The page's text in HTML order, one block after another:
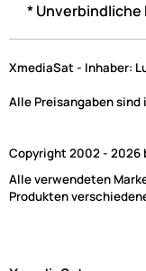
* Unverbindliche
XmediaSat - Inhaber:
Alle Preisangaben
Copyright 2002 - 2026
Alle verwendeten
Produkten